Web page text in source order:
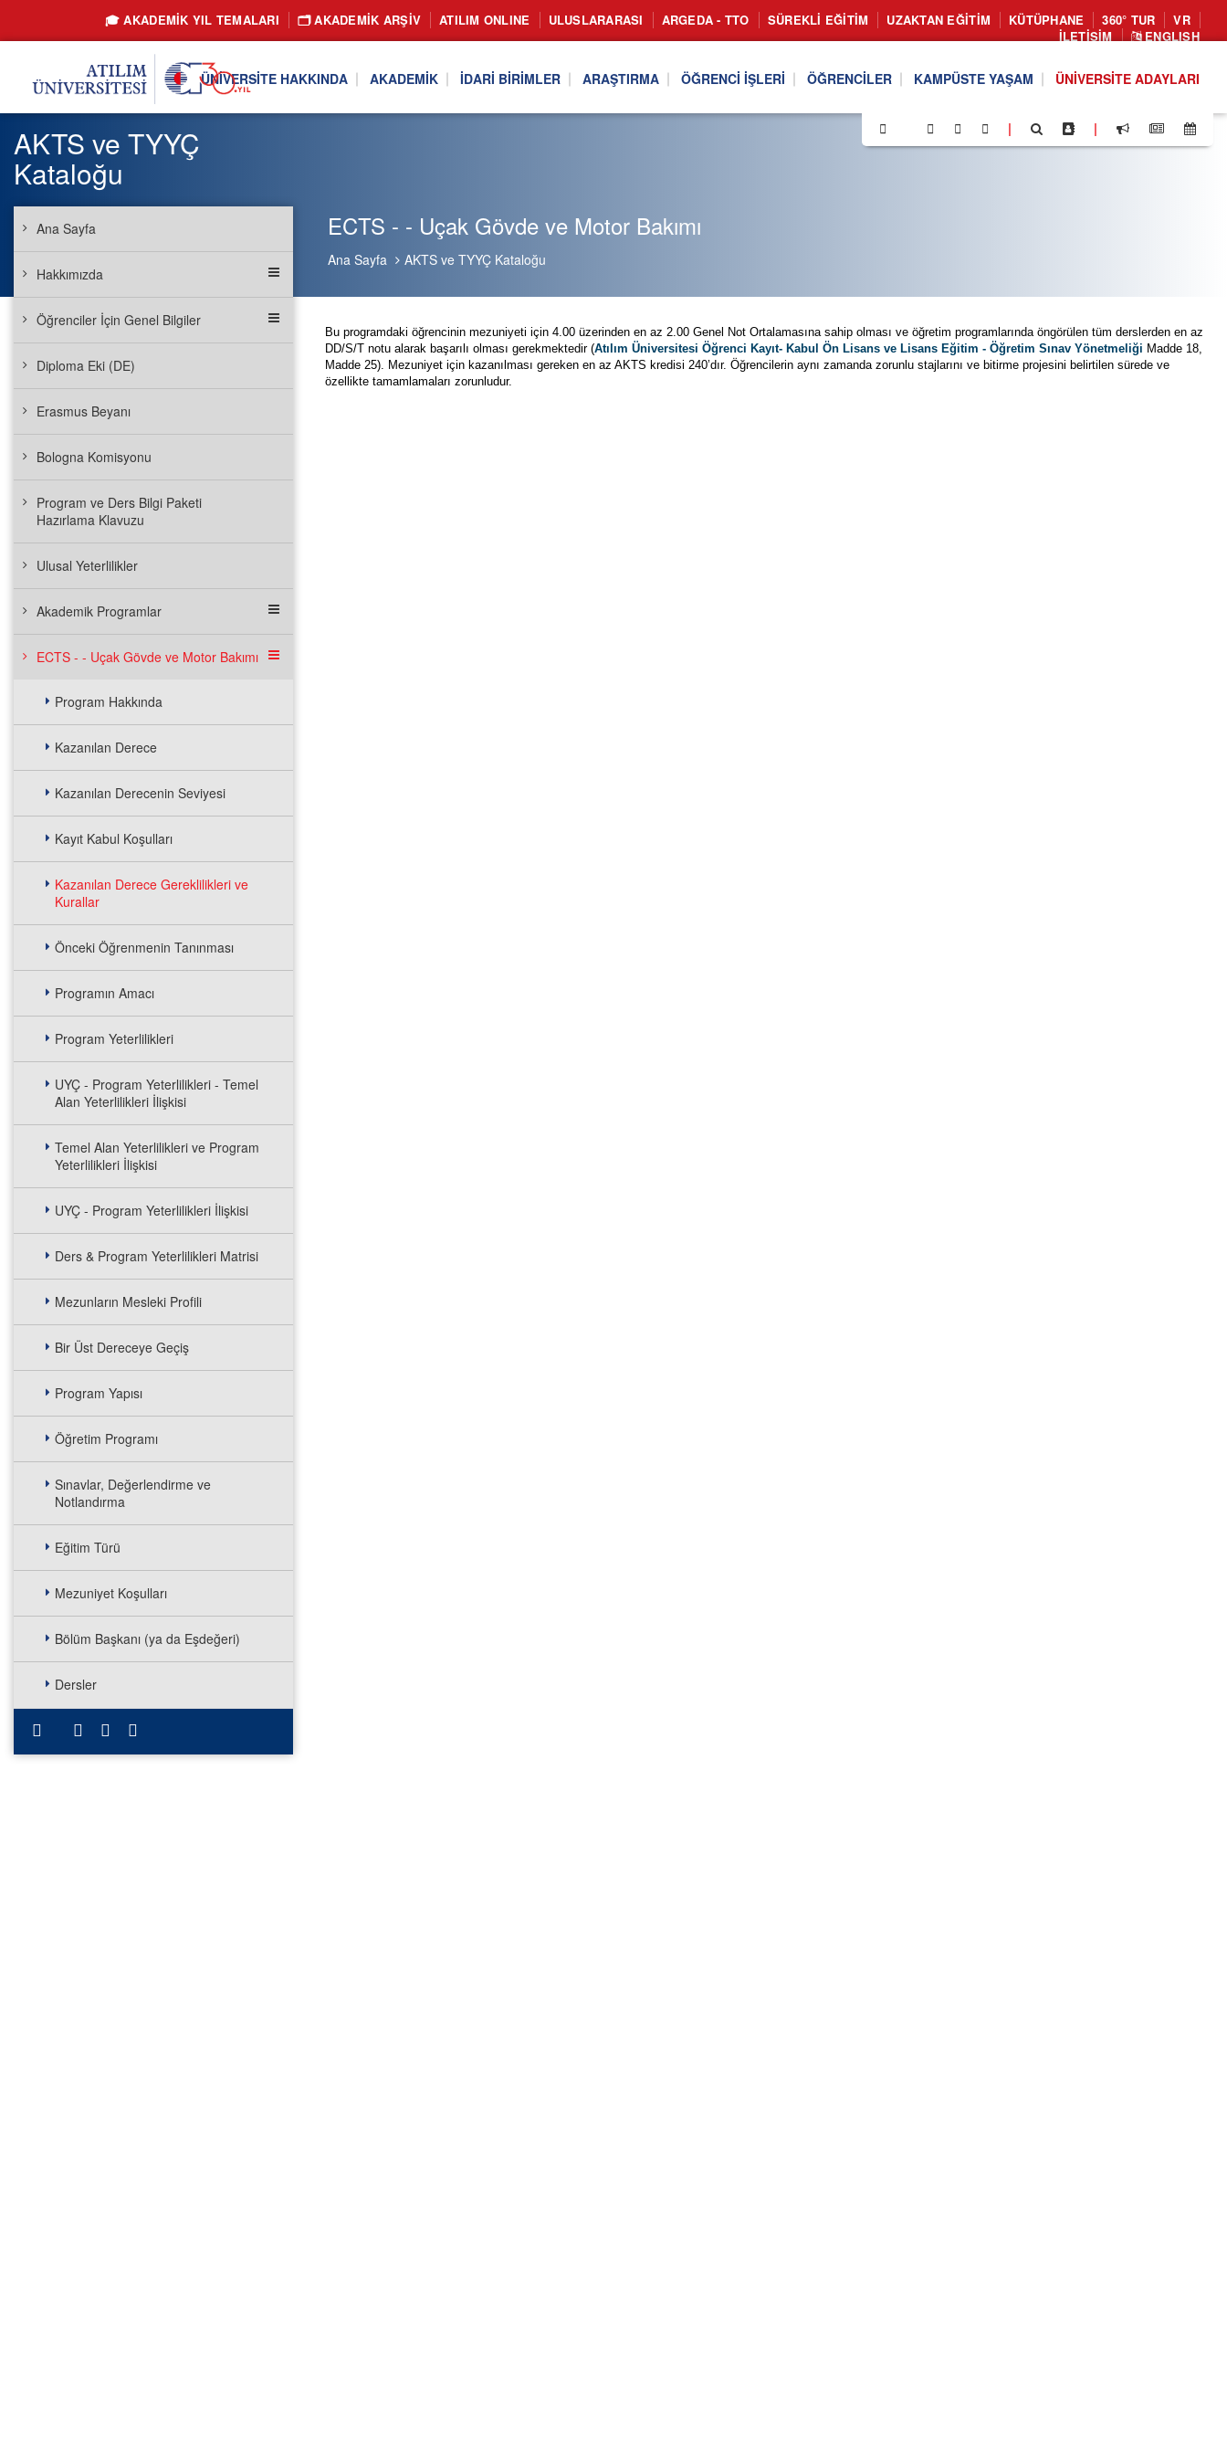
🎓 AKADEMİK YIL TEMALARI 🗂️ AKADEMIK ARŞIV ATILIM ONLINE ULUSLARARASI ARGEDA - TTO SÜREKLI EĞITIM UZAKTAN EĞITIM KÜTÜPHANE 360° TUR
VR
İLETIŞIM
ENGLISH
ÜNIVERSITE HAKKINDA AKADEMIK İDARI BIRIMLER ARAŞTIRMA ÖĞRENCI İŞLERI ÖĞRENCILER KAMPÜSTE YAŞAM ÜNIVERSITE ADAYLARI
| |
ECTS - - Uçak Gövde ve Motor Bakımı
Ana Sayfa AKTS ve TYYÇ Kataloğu
AKTS ve TYYÇ
Kataloğu
Ana Sayfa
Hakkımızda
Öğrenciler İçin Genel Bilgiler
Diploma Eki (DE)
Erasmus Beyanı
Bologna Komisyonu
Program ve Ders Bilgi Paketi
Hazırlama Klavuzu
Ulusal Yeterlilikler
Akademik Programlar
ECTS - - Uçak Gövde ve Motor Bakımı
Program Hakkında
Kazanılan Derece
Kazanılan Derecenin Seviyesi
Kayıt Kabul Koşulları
Kazanılan Derece Gereklilikleri ve
Kurallar
Önceki Öğrenmenin Tanınması
Programın Amacı
Program Yeterlilikleri
UYÇ - Program Yeterlilikleri - Temel
Alan Yeterlilikleri İlişkisi
Temel Alan Yeterlilikleri ve Program
Yeterlilikleri İlişkisi
UYÇ - Program Yeterlilikleri İlişkisi
Ders & Program Yeterlilikleri Matrisi
Mezunların Mesleki Profili
Bir Üst Dereceye Geçiş
Program Yapısı
Öğretim Programı
Sınavlar, Değerlendirme ve
Notlandırma
Eğitim Türü
Mezuniyet Koşulları
Bölüm Başkanı (ya da Eşdeğeri)
Dersler
Bu programdaki öğrencinin mezuniyeti için 4.00 üzerinden en az 2.00 Genel Not Ortalamasına sahip olması ve öğretim programlarında öngörülen tüm derslerden en az
DD/S/T notu alarak başarılı olması gerekmektedir (Atılım Üniversitesi Öğrenci Kayıt- Kabul Ön Lisans ve Lisans Eğitim - Öğretim Sınav Yönetmeliği Madde 18,
Madde 25). Mezuniyet için kazanılması gereken en az AKTS kredisi 240’dır. Öğrencilerin aynı zamanda zorunlu stajlarını ve bitirme projesini belirtilen sürede ve
özellikte tamamlamaları zorunludur.